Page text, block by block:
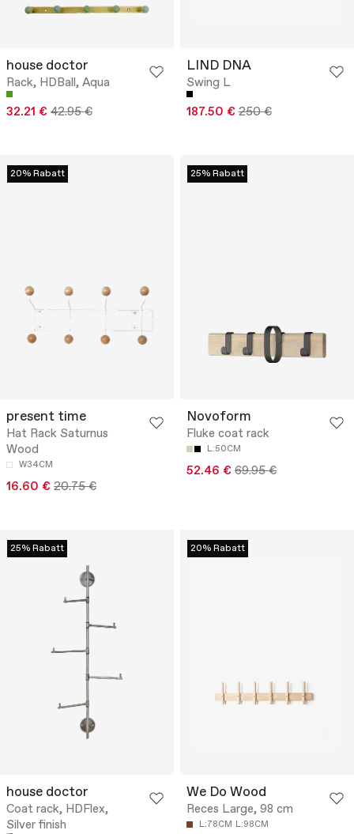
house doctor
Rack, HDBall, Aqua
32.21 € 42.95 €
LIND DNA
Swing L
187.50 € 250 €
20% Rabatt
present time
Hat Rack Saturnus
Wood
W34CM
16.60 € 20.75 €
25% Rabatt
Novoform
Fluke coat rack
L:50CM
52.46 € 69.95 €
25% Rabatt
house doctor
Coat rack, HDFlex,
Silver finish
20% Rabatt
We Do Wood
Reces Large, 98 cm
L:78CM L:98CM